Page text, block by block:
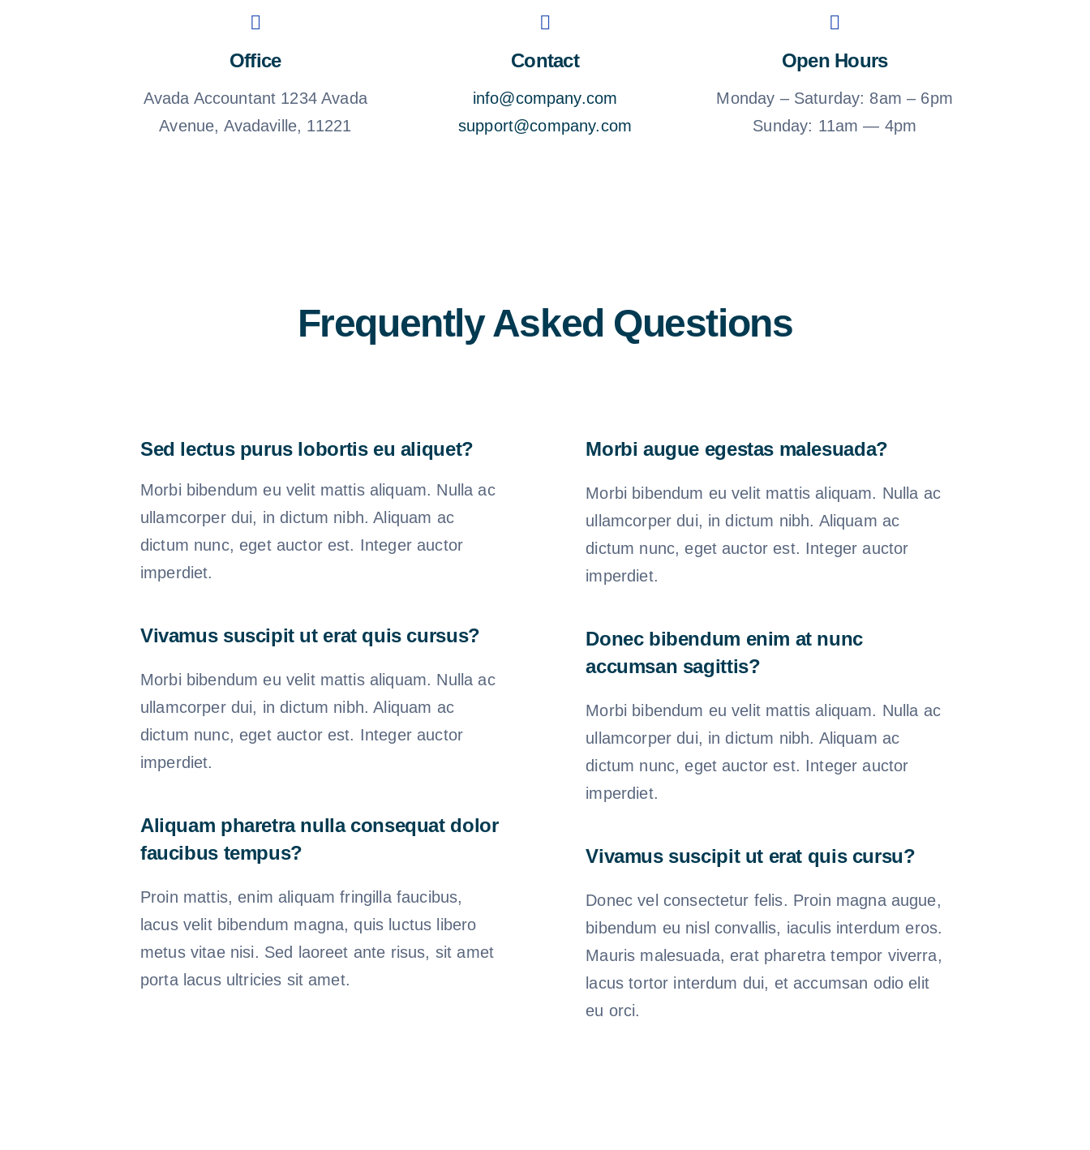
Office
Avada Accountant 1234 Avada
Avenue, Avadaville, 11221
Contact
info@company.com
support@company.com
Open Hours
Monday – Saturday: 8am – 6pm
Sunday: 11am — 4pm
Frequently Asked Questions
Sed lectus purus lobortis eu aliquet?
Morbi bibendum eu velit mattis aliquam. Nulla ac
ullamcorper dui, in dictum nibh. Aliquam ac
dictum nunc, eget auctor est. Integer auctor
imperdiet.
Vivamus suscipit ut erat quis cursus?
Morbi bibendum eu velit mattis aliquam. Nulla ac
ullamcorper dui, in dictum nibh. Aliquam ac
dictum nunc, eget auctor est. Integer auctor
imperdiet.
Aliquam pharetra nulla consequat dolor
faucibus tempus?
Proin mattis, enim aliquam fringilla faucibus,
lacus velit bibendum magna, quis luctus libero
metus vitae nisi. Sed laoreet ante risus, sit amet
porta lacus ultricies sit amet.
Morbi augue egestas malesuada?
Morbi bibendum eu velit mattis aliquam. Nulla ac
ullamcorper dui, in dictum nibh. Aliquam ac
dictum nunc, eget auctor est. Integer auctor
imperdiet.
Donec bibendum enim at nunc
accumsan sagittis?
Morbi bibendum eu velit mattis aliquam. Nulla ac
ullamcorper dui, in dictum nibh. Aliquam ac
dictum nunc, eget auctor est. Integer auctor
imperdiet.
Vivamus suscipit ut erat quis cursu?
Donec vel consectetur felis. Proin magna augue,
bibendum eu nisl convallis, iaculis interdum eros.
Mauris malesuada, erat pharetra tempor viverra,
lacus tortor interdum dui, et accumsan odio elit
eu orci.